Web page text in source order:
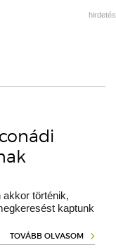
hirdetés
akkor történik,
kaptunk
TOVÁBB OLVASOM